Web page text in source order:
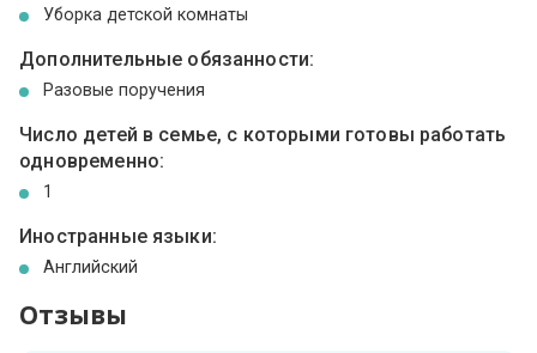
Уборка детской комнаты
Дополнительные обязанности:
Разовые поручения
Число детей в семье, с которыми готовы работать
одновременно:
1
Иностранные языки:
Английский
Отзывы